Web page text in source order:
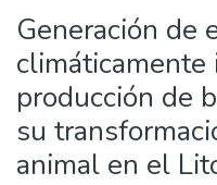
Generación de
producción de
su
animal en el